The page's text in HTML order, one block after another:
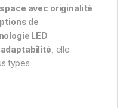
avec originalité
de
LED
, elle
types